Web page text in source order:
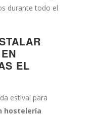
durante todo el
EL
estival para
hostelería